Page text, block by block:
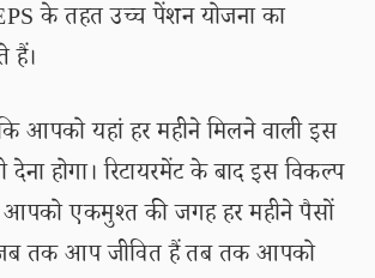
के तहत उच्च पेंशन योजना का
हैं।
आपको यहां हर महीने मिलने वाली इस
होगा। रिटायरमेंट के बाद इस विकल्प
एकमुश्त की जगह हर महीने पैसों
तक आप जीवित हैं तब तक आपको